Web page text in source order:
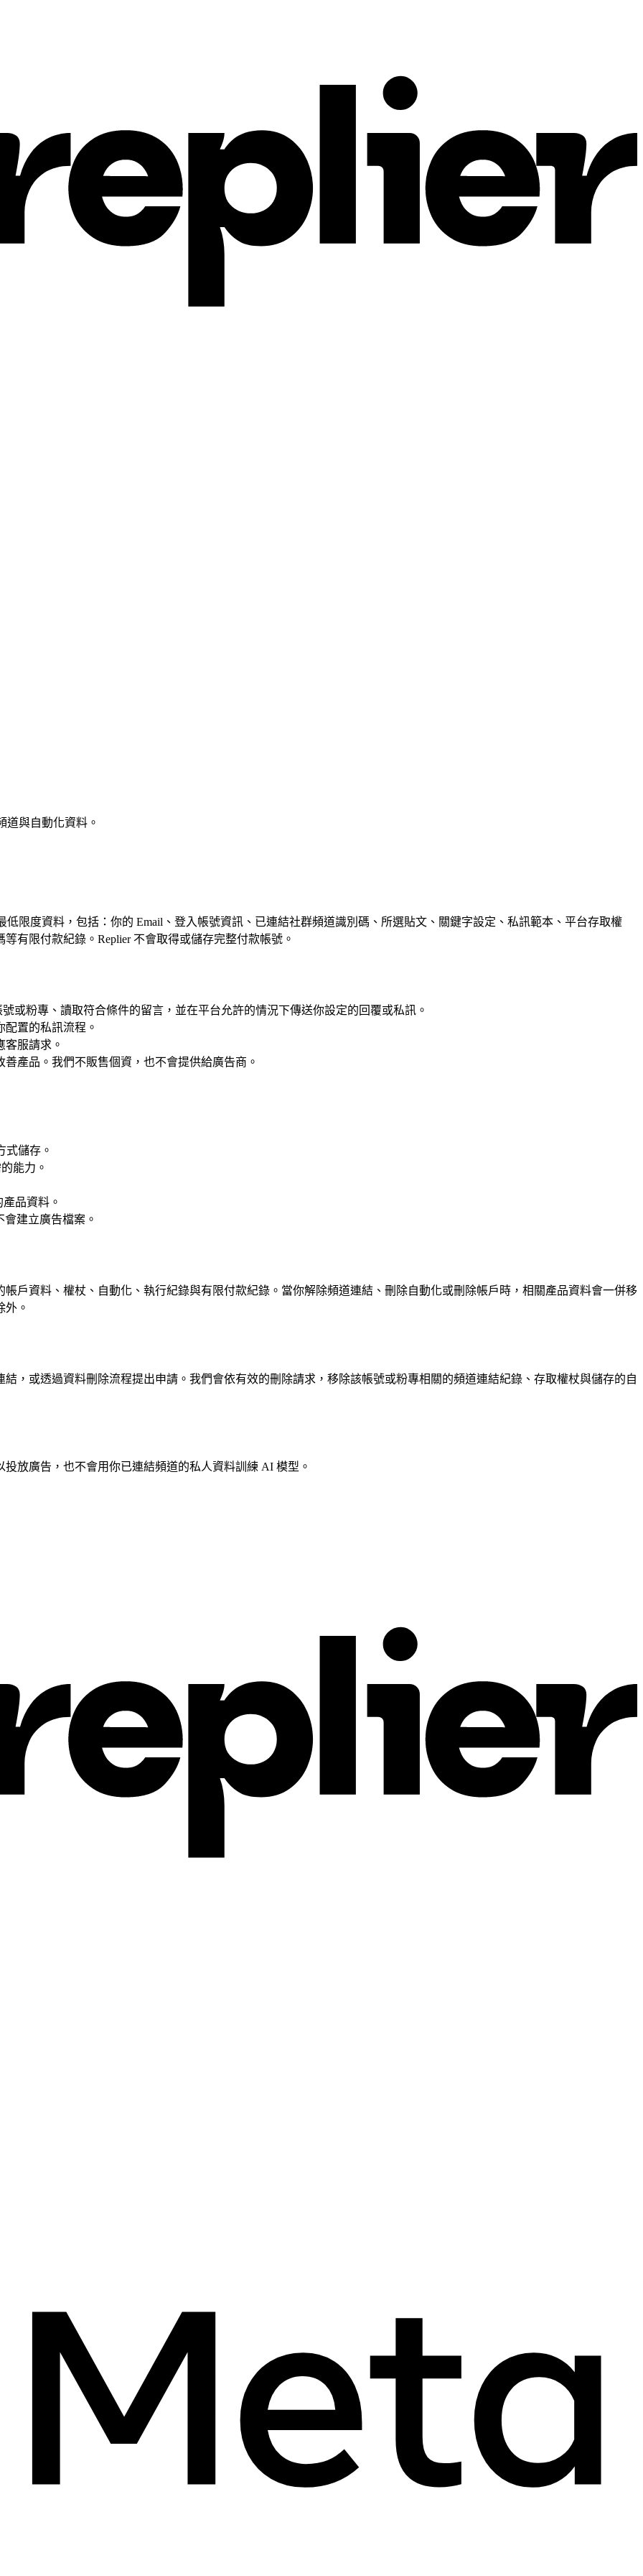
道與自動化資料。
限度資料，包括：你的 Email、登入帳號資訊、已連結社群頻道識別碼、所選貼文、關鍵字設定、私訊範本、平台存取權
有限付款紀錄。Replier 不會取得或儲存完整付款帳號。
或粉專、讀取符合條件的留言，並在平台允許的情況下傳送你設定的回覆或私訊。
置的私訊流程。
服請求。
產品。我們不販售個資，也不會提供給廣告商。
式儲存。
能力。
品資料。
建立廣告檔案。
戶資料、權杖、自動化、執行紀錄與有限付款紀錄。當你解除頻道連結、刪除自動化或刪除帳戶時，相關產品資料會一併移
外。
結，或透過資料刪除流程提出申請。我們會依有效的刪除請求，移除該帳號或粉專相關的頻道連結紀錄、存取權杖與儲存的自
放廣告，也不會用你已連結頻道的私人資料訓練 AI 模型。